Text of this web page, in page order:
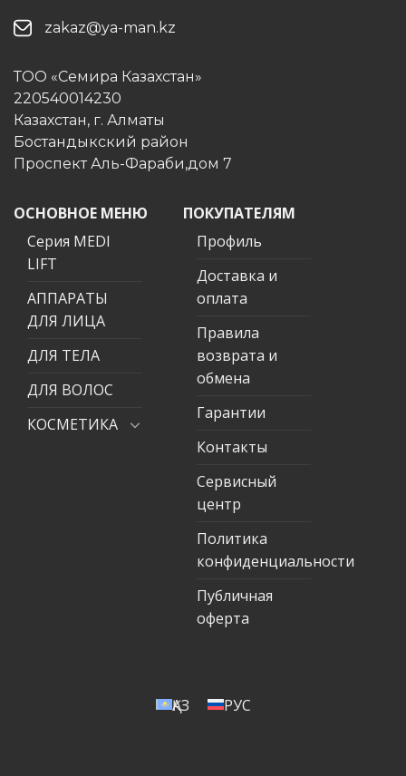
zakaz@ya-man.kz
ТОО «Семира Казахстан»
220540014230
Казахстан, г. Алматы
Бостандыкский район
Проспект Аль-Фараби,дом 7
ОСНОВНОЕ МЕНЮ
Серия MEDI
LIFT
АППАРАТЫ
ДЛЯ ЛИЦА
ДЛЯ ТЕЛА
ДЛЯ ВОЛОС
КОСМЕТИКА
ПОКУПАТЕЛЯМ
Профиль
Доставка и
оплата
Правила
возврата и
обмена
Гарантии
Контакты
Сервисный
центр
Политика
конфиденциальности
Публичная
оферта
ҚАЗ РУС